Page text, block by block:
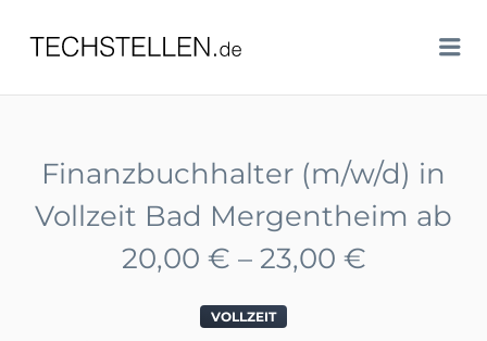
TECHSTELLEN.DE
Finanzbuchhalter (m/w/d) in
Vollzeit Bad Mergentheim ab
20,00 € – 23,00 €
VOLLZEIT